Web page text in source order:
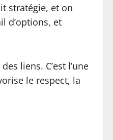
stratégie, et on
d’options, et
liens. C’est l’une
le respect, la